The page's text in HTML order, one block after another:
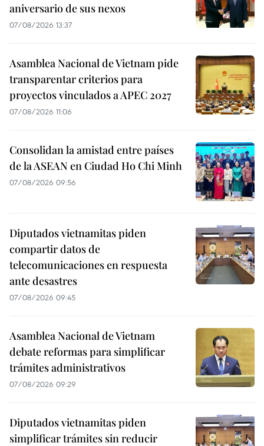
aniversario de sus nexos
07/08/2026 13:37
Asamblea Nacional de Vietnam pide
transparentar criterios para
proyectos vinculados a APEC 2027
07/08/2026 11:06
Consolidan la amistad entre países
de la ASEAN en Ciudad Ho Chi Minh
07/08/2026 09:56
Diputados vietnamitas piden
compartir datos de
telecomunicaciones en respuesta
ante desastres
07/08/2026 09:45
Asamblea Nacional de Vietnam
debate reformas para simplificar
trámites administrativos
07/08/2026 09:29
Diputados vietnamitas piden
simplificar trámites sin reducir